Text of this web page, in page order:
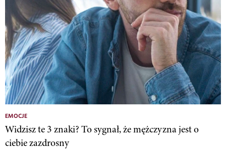
EMOCJE
Widzisz te 3 znaki? To sygnał, że mężczyzna jest o
ciebie zazdrosny